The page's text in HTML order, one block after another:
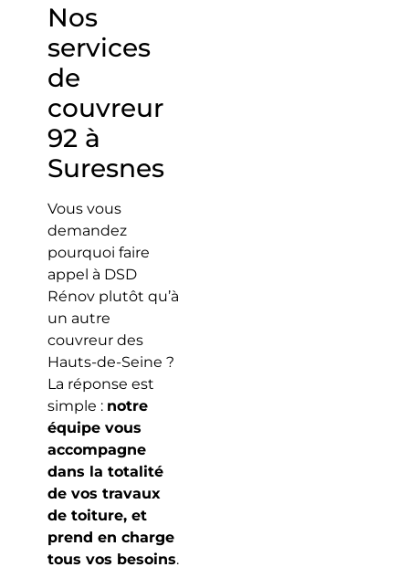
Nos
services
de
couvreur
92 à
Suresnes
Vous vous
demandez
pourquoi faire
appel à DSD
Rénov plutôt qu’à
un autre
couvreur des
Hauts-de-Seine ?
La réponse est
simple : notre
équipe vous
accompagne
dans la totalité
de vos travaux
de toiture, et
prend en charge
tous vos besoins.